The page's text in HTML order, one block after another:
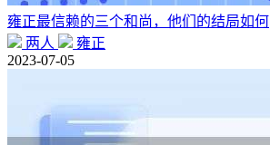
雍正最信赖的三个和尚，他们的结局如何
两人
雍正
2023-07-05